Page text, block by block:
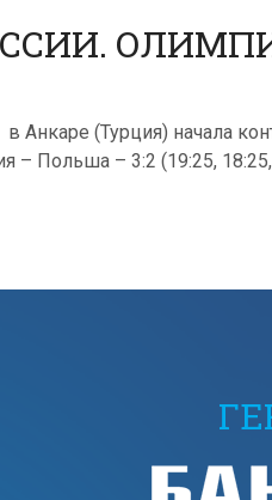
Анкаре (Турция) начала
– Польша – 3:2 (19:25, 18:25,